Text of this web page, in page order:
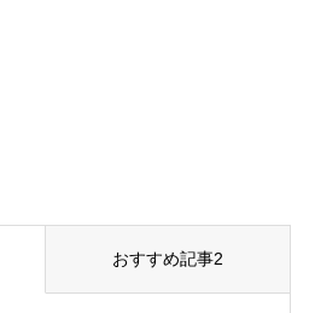
おすすめ記事2